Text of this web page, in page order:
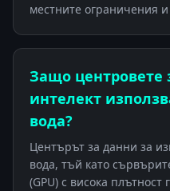
местните ограничения
Защо центровете
интелект
вода?
Центърът за данни за
вода, тъй като
(GPU) с висока